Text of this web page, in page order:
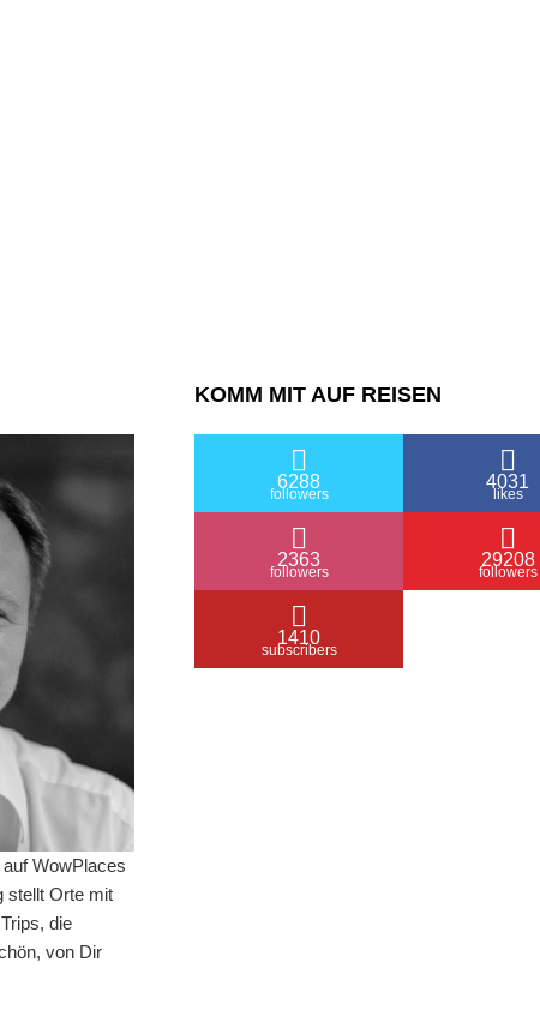
WowPlaces
stellt Orte mit
die
von Dir
KOMM MIT AUF REISEN
6288
followers
4031
likes
2363
followers
29208
followers
1410
subscribers